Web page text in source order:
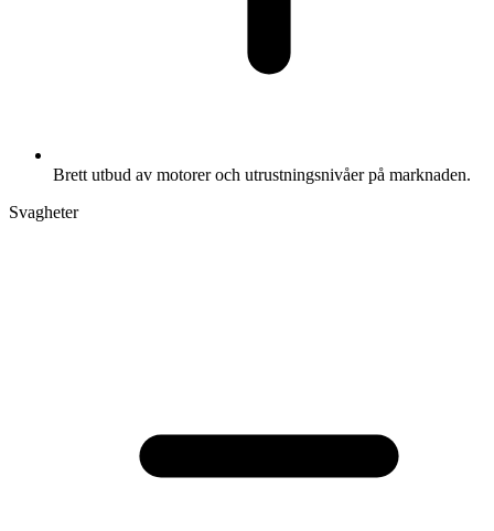
Brett utbud av motorer och utrustningsnivåer på marknaden.
Svagheter